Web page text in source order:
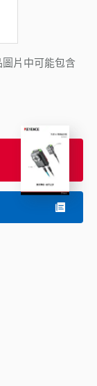
片中可能包含